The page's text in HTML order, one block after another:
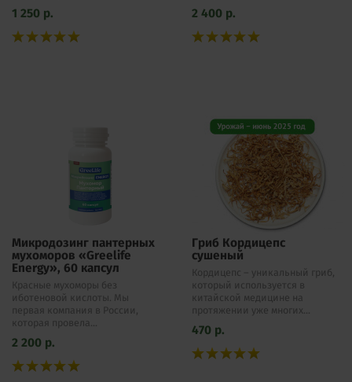
1 250 р. 2 400 р.
Микродозинг пантерных
мухоморов «Greelife
Energy», 60 капсул
Красные мухоморы без
иботеновой кислоты. Мы
первая компания в России,
которая провела...
2 200 р.
Гриб Кордицепс
сушеный
Кордицепс – уникальный гриб,
который используется в
китайской медицине на
протяжении уже многих...
470 р.